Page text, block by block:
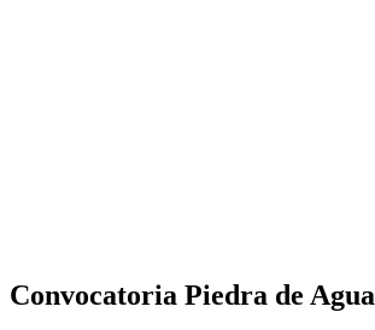
Convocatoria Piedra de Agua